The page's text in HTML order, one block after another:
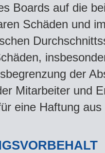
Boards auf die
Schäden und
der
Mitarbeiter und
eine Haftung